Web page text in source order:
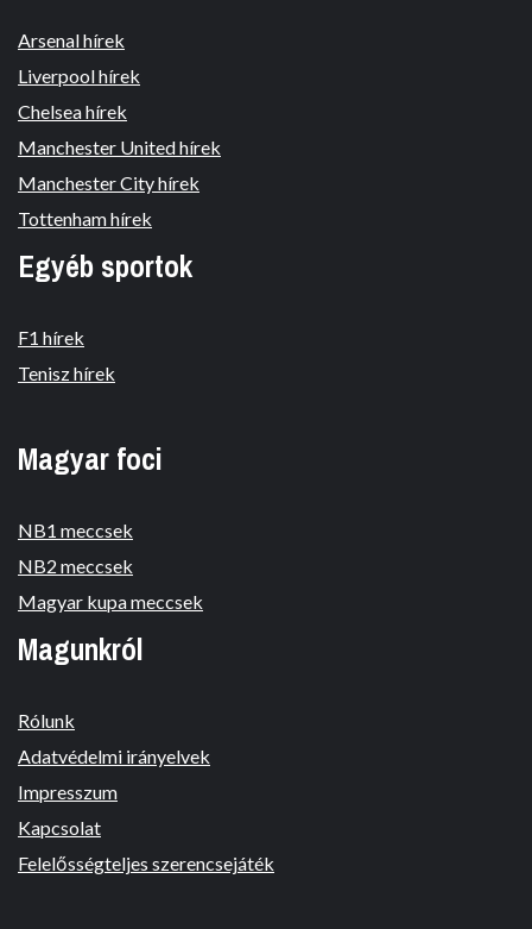
Arsenal hírek
Liverpool hírek
Chelsea hírek
Manchester United hírek
Manchester City hírek
Tottenham hírek
Egyéb sportok
F1 hírek
Tenisz hírek
Magyar foci
NB1 meccsek
NB2 meccsek
Magyar kupa meccsek
Magunkról
Rólunk
Adatvédelmi irányelvek
Impresszum
Kapcsolat
Felelősségteljes szerencsejáték